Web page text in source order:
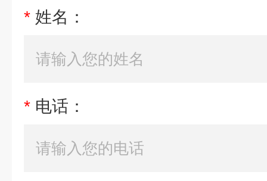
* 姓名：
* 电话：